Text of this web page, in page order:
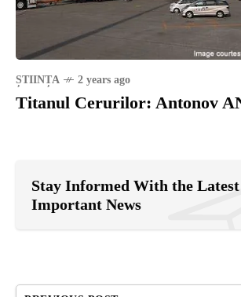
ȘTIINȚA 2 years ago
Titanul Cerurilor: Antonov
Stay Informed With the
Important News